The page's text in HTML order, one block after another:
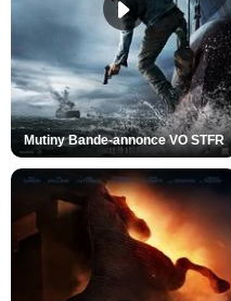
Mutiny Bande-annonce VO STFR